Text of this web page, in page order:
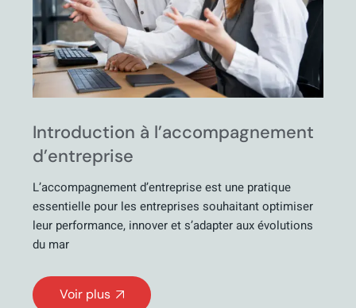
Introduction à l’accompagnement
d’entreprise
L’accompagnement d’entreprise est une pratique
essentielle pour les entreprises souhaitant optimiser
leur performance, innover et s’adapter aux évolutions
du mar
Voir plus